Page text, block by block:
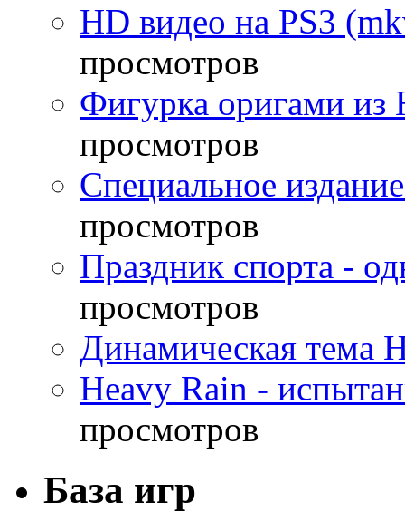
HD видео на PS3
просмотров
Фигурка оригами из
просмотров
Специальное
просмотров
Праздник спорта -
просмотров
Динамическая тема
Heavy Rain -
просмотров
База игр